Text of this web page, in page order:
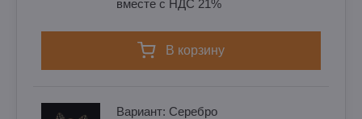
вместе с НДС 21%
в корзину
Вариант: Cеребро